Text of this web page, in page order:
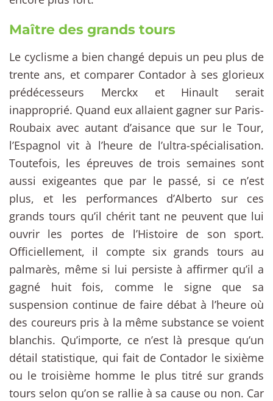
Maître des grands tours
Le cyclisme a bien changé depuis un peu plus de
trente ans, et comparer Contador à ses glorieux
prédécesseurs Merckx et Hinault serait
inapproprié. Quand eux allaient gagner sur Paris-
Roubaix avec autant d’aisance que sur le Tour,
l’Espagnol vit à l’heure de l’ultra-spécialisation.
Toutefois, les épreuves de trois semaines sont
aussi exigeantes que par le passé, si ce n’est
plus, et les performances d’Alberto sur ces
grands tours qu’il chérit tant ne peuvent que lui
ouvrir les portes de l’Histoire de son sport.
Officiellement, il compte six grands tours au
palmarès, même si lui persiste à affirmer qu’il a
gagné huit fois, comme le signe que sa
suspension continue de faire débat à l’heure où
des coureurs pris à la même substance se voient
blanchis. Qu’importe, ce n’est là presque qu’un
détail statistique, qui fait de Contador le sixième
ou le troisième homme le plus titré sur grands
tours selon qu’on se rallie à sa cause ou non. Car